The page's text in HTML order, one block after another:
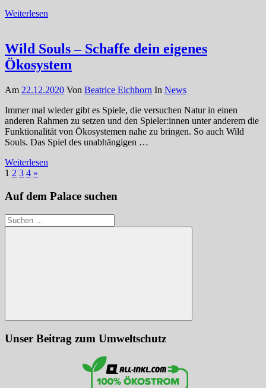
Weiterlesen
Wild Souls – Schaffe dein eigenes
Ökosystem
Am 22.12.2020 Von Beatrice Eichhorn In News
Immer mal wieder gibt es Spiele, die versuchen Natur in einen
anderen Rahmen zu setzen und den Spieler:innen unter anderem die
Funktionalität von Ökosystemen nahe zu bringen. So auch Wild
Souls. Das Spiel des unabhängigen …
Weiterlesen
Seitennummerierung
der
1 2 3 4 Nächste
»
Auf dem Palace suchen
Suchen
nach:
Suchen
Unser Beitrag zum Umweltschutz